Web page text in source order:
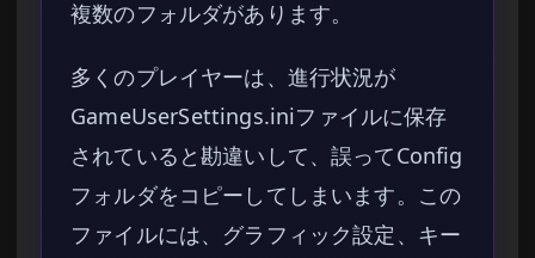
複数のフォルダがあります。
多くのプレイヤーは、進行状況が
GameUserSettings.iniファイルに保存
されていると勘違いして、誤ってConfig
フォルダをコピーしてしまいます。この
ファイルには、グラフィック設定、キー